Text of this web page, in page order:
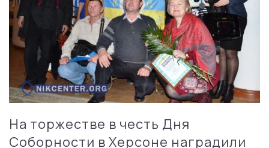
На торжестве в честь Дня
Соборности в Херсоне наградили